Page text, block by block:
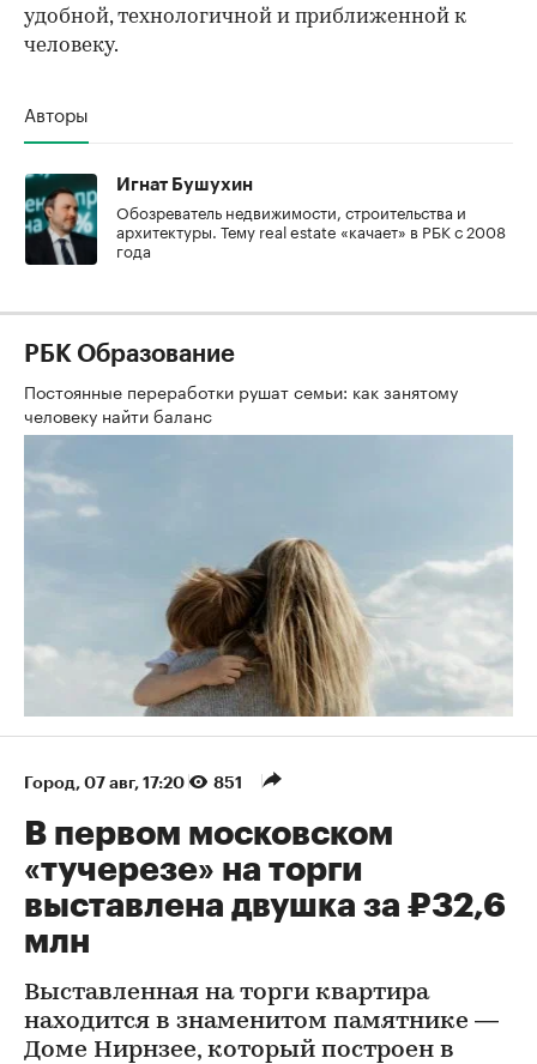
удобной, технологичной и приближенной к
человеку.
Авторы
Игнат Бушухин
Обозреватель недвижимости, строительства и
архитектуры. Тему real estate «качает» в РБК с 2008
года
РБК Образование
Постоянные переработки рушат семьи: как занятому
человеку найти баланс
Город 07 авг, 17:20 851
В первом московском
«тучерезе» на торги
выставлена двушка за ₽32,6
млн
Выставленная на торги квартира
находится в знаменитом памятнике —
Доме Нирнзее, который построен в